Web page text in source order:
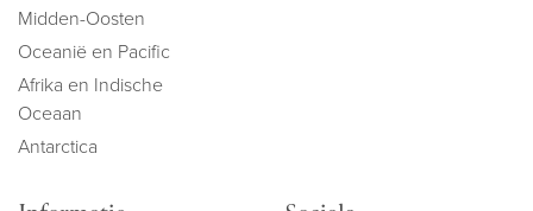
Midden-Oosten
Oceanië en Pacific
Afrika en Indische
Oceaan
Antarctica